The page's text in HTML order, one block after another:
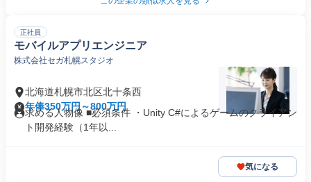
正社員
モバイルアプリエンジニア
株式会社セガ札幌スタジオ
北海道札幌市北区北十条西
年俸350万円～800万円
求める人物像 ■必須条件 ・Unity C#によるゲームのクライアン
ト開発経験（1年以...
気になる